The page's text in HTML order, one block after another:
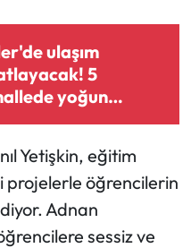
ulaşım
5
yoğun
Yetişkin, eğitim
projelerle öğrencilerin
Adnan
sessiz ve